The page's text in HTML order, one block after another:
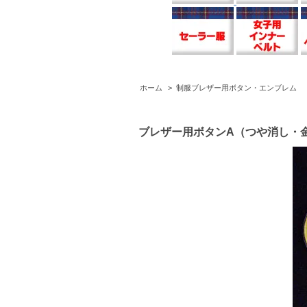
ホーム > 制服ブレザー用ボタン・エンブレム
ブレザー用ボタンA（つや消し・